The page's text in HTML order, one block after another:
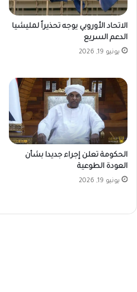
الاتحاد الأوروبي يوجه تحذيراً لمليشيا
الدعم السريع
يونيو 19, 2026
الحكومة تعلن إجراء جديدا بشأن
العودة الطوعية
يونيو 19, 2026